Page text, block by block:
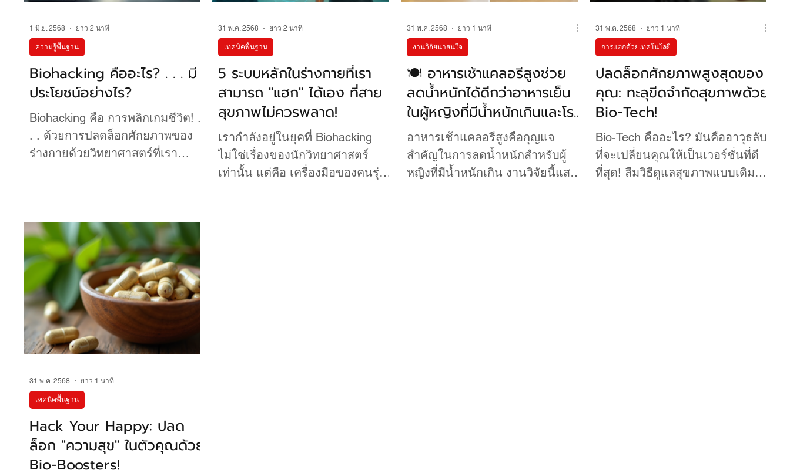
Biohacking คืออะไร? . . . มี
ประโยชน์อย่างไร?
Biohacking คือ การพลิกเกมชีวิต! .
. . ด้วยการปลดล็อกศักยภาพของ
ร่างกายด้วยวิทยาศาสตร์ที่เรา
ความรู้พื้นฐาน
1 มิ.ย. 2568 ยาว 2 นาที
5 ระบบหลักในร่างกายที่เรา
สามารถ "แฮก" ได้เอง ที่สาย
สุขภาพไม่ควรพลาด!
เรากำลังอยู่ในยุคที่ Biohacking
ไม่ใช่เรื่องของนักวิทยาศาสตร์
เท่านั้น แต่คือ เครื่องมือของคนรุ่น
เทคนิคพื้นฐาน
31 พ.ค. 2568 ยาว 2 นาที
🍽️ อาหารเช้าแคลอรีสูงช่วย
ลดน้ำหนักได้ดีกว่าอาหารเย็น
ในผู้หญิงที่มีน้ำหนักเกินและโรค
อ้วน
อาหารเช้าแคลอรีสูงคือกุญแจ
สำคัญในการลดน้ำหนักสำหรับผู้
หญิงที่มีน้ำหนักเกิน งานวิจัยนี้แสดง
งานวิจัยน่าสนใจ
31 พ.ค. 2568 ยาว 1 นาที
ปลดล็อกศักยภาพสูงสุดของ
คุณ: ทะลุขีดจำกัดสุขภาพด้วย
Bio-Tech!
Bio-Tech คืออะไร? มันคืออาวุธลับ
ที่จะเปลี่ยนคุณให้เป็นเวอร์ชั่นที่ดี
ที่สุด! ลืมวิธีดูแลสุขภาพแบบเดิมๆ
การแฮกด้วยเทคโนโลยี่
31 พ.ค. 2568 ยาว 1 นาที
Hack Your Happy: ปลด
ล็อก "ความสุข" ในตัวคุณด้วย
Bio-Boosters!
เทคนิคพื้นฐาน
31 พ.ค. 2568 ยาว 1 นาที